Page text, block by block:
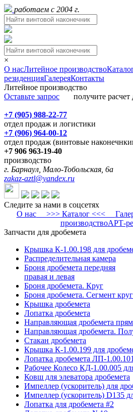
работаем с 2004 г.
×
О насЛитейное производство
резиденцияГалереяКонтакты
Литейное производство
Оставьте запрос получите расчет
+7 (905) 988-22-77
отдел продаж и логистики
+7 (906) 964-00-12
отдел продаж (винтовые
+7 906 963-19-40
производство
г. Барнаул, Мало-Тобольская, 6а
zakaz-aztl@yandex.ru
Следите за нами в соцсетях
О нас>>> Каталог <<<
производствоАРТ-
Запчасти для дробемета
Крышка К-1.00.198 для
Распределительная камера
Броня дробемета передняя
правая и левая
Броня дробемета. Круг
Броня дробемета. Сегмент
Крышка дробемета
Лопатка дробемета
Направляющая дробемета
Направляющая дробемета.
Стакан дробемета
Крышка К-1.00.199 для
Лопатка дробемета ЛП-1.00.101
Рабочее Колесо КД-1.00.005
Ковш для элеватора дробемета
Импеллер (ускоритель) для
Импеллер (ускоритель) D135
Лопатка для дробемета #2